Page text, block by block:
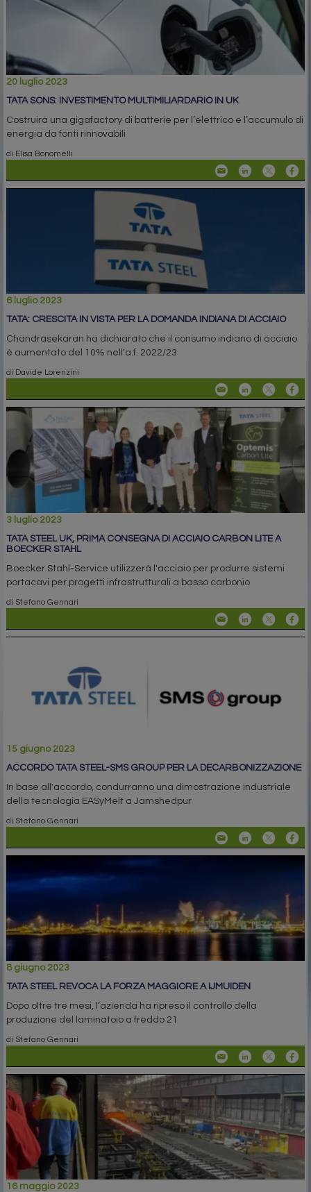
20 luglio 2023
TATA SONS: INVESTIMENTO MULTIMILIARDARIO IN UK
Costruirà una gigafactory di batterie per l’elettrico e l’accumulo di
energia da fonti rinnovabili
di Elisa Bonomelli
6 luglio 2023
TATA: CRESCITA IN VISTA PER LA DOMANDA INDIANA DI ACCIAIO
Chandrasekaran ha dichiarato che il consumo indiano di acciaio
è aumentato del 10% nell'a.f. 2022/23
di Davide Lorenzini
3 luglio 2023
TATA STEEL UK, PRIMA CONSEGNA DI ACCIAIO CARBON LITE A
BOECKER STAHL
Boecker Stahl-Service utilizzerà l'acciaio per produrre sistemi
portacavi per progetti infrastrutturali a basso carbonio
di Stefano Gennari
15 giugno 2023
ACCORDO TATA STEEL-SMS GROUP PER LA DECARBONIZZAZIONE
In base all'accordo, condurranno una dimostrazione industriale
della tecnologia EASyMelt a Jamshedpur
di Stefano Gennari
8 giugno 2023
TATA STEEL REVOCA LA FORZA MAGGIORE A IJMUIDEN
Dopo oltre tre mesi, l’azienda ha ripreso il controllo della
produzione del laminatoio a freddo 21
di Stefano Gennari
16 maggio 2023